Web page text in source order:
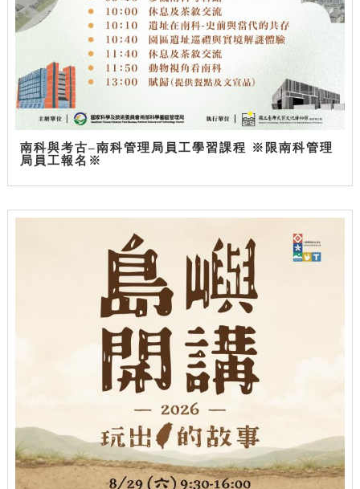
南科與考古–南科管理局員工學習課程 ※限南科管理
局員工報名※